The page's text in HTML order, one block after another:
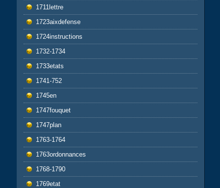
1711lettre
1723aixdefense
1724instructions
1732-1734
1733etats
1741-752
1745en
1747fouquet
1747plan
1763-1764
1763ordonnances
1768-1790
1769etat